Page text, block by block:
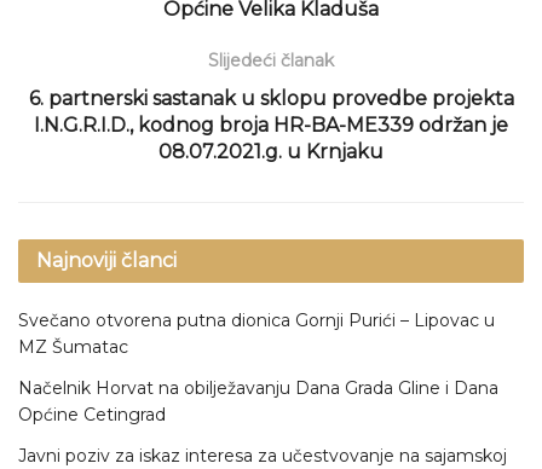
Općine Velika Kladuša
Slijedeći članak
6. partnerski sastanak u sklopu provedbe projekta
I.N.G.R.I.D., kodnog broja HR-BA-ME339 održan je
08.07.2021.g. u Krnjaku
Najnoviji članci
Svečano otvorena putna dionica Gornji Purići – Lipovac u
MZ Šumatac
Načelnik Horvat na obilježavanju Dana Grada Gline i Dana
Općine Cetingrad
Javni poziv za iskaz interesa za učestvovanje na sajamskoj